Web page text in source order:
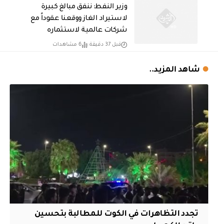
وزير النفط: ننفق مبالغ كبيرة
لاستيراد الغاز ووقعنا عقوداً مع
شركات عالمية لاستثماره
قبل 37 دقيقة 6 مشاهدات
شاهد المزيد..
تجدد التظاهرات في الكوت للمطالبة بتحسين